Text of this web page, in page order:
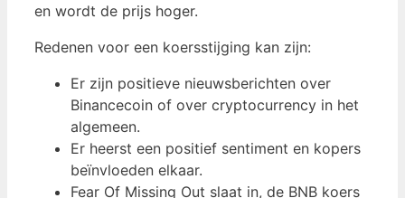
en wordt de prijs hoger.
Redenen voor een koersstijging kan zijn:
Er zijn positieve nieuwsberichten over
Binancecoin of over cryptocurrency in het
algemeen.
Er heerst een positief sentiment en kopers
beïnvloeden elkaar.
Fear Of Missing Out slaat in, de BNB koers